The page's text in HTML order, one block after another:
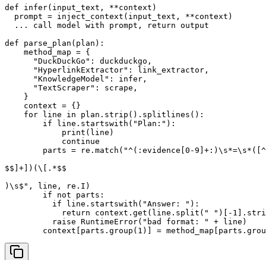
def infer(input_text, **context)
  prompt = inject_context(input_text, **context)
  ... call model with prompt, return output
def parse_plan(plan):
    method_map = {
      "DuckDuckGo": duckduckgo,
      "HyperlinkExtractor": link_extractor,
      "KnowledgeModel": infer,
      "TextScraper": scrape,
    }
    context = {}
    for line in plan.strip().splitlines():
        if line.startswith("Plan:"):
            print(line)
            continue
        parts = re.match("^(:evidence[0-9]+:)\s*=\s*([^
$$]+])(\[.*$$
)\s$", line, re.I)
        if not parts:
          if line.startswith("Answer: "):
return context.get(line.split(" ")[-
          raise RuntimeError("bad format: " + line)
context[parts.group(1)] =